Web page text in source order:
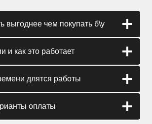
выгоднее чем покупать б\у
и как это работает
длятся работы
оплаты